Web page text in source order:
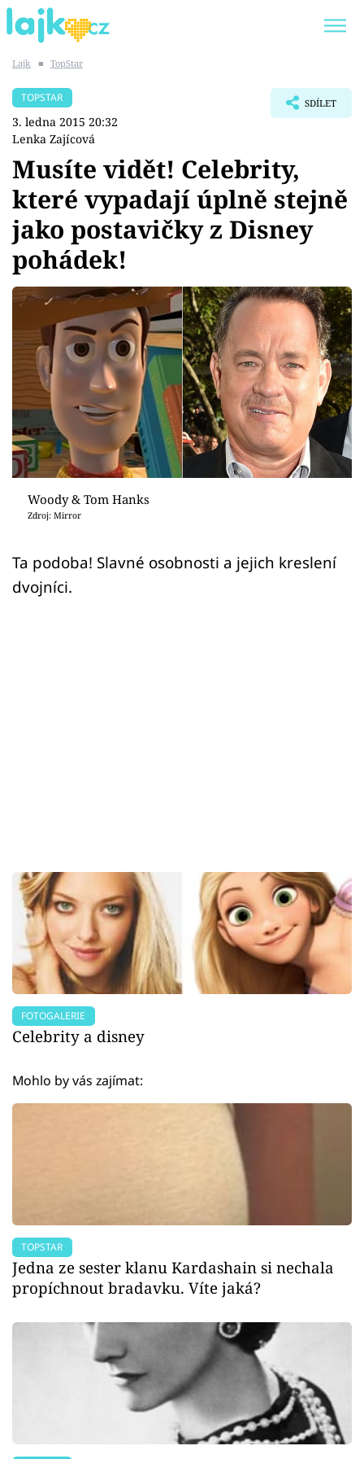
SHOPAHOLICADEL
Témata
Showbyznys
Youtubeři
Virály
Sex a vztahy
Videa
Sledujte prima+
Přihlášení
Sledujte nás
Lajk ■ TopStar
TOPSTAR
3. ledna 2015 20:32
Lenka Zajícová
SDÍLET
Musíte vidět! Celebrity,
které vypadají úplně stejně
jako postavičky z Disney
pohádek!
Woody & Tom Hanks
Zdroj: Mirror
Ta podoba! Slavné osobnosti a jejich kreslení
dvojníci.
FOTOGALERIE
Celebrity a disney
Mohlo by vás zajímat:
TOPSTAR
Jedna ze sester klanu Kardashain si nechala
propíchnout bradavku. Víte jaká?